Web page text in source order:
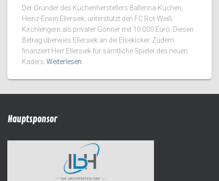
Der Gründer des Küchenherstellers Ballerina-Küchen,
Heinz-Erwin Ellersiek, unterstützt den FC Rot-Weiß
Kirchlengern als privater Gönner mit 10.000 Euro. Diesen
Betrag überwies Ellersiek an die Elsekicker. Zudem
finanziert Herr Ellersiek für sämtliche Spieler des neuen
Kaders Weiterlesen
Hauptsponsor